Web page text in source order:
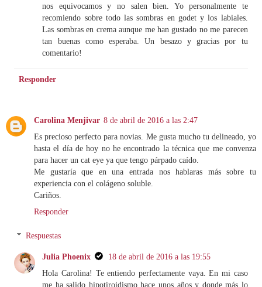
nos equivocamos y no salen bien. Yo personalmente te
recomiendo sobre todo las sombras en godet y los labiales.
Las sombras en crema aunque me han gustado no me parecen
tan buenas como esperaba. Un besazo y gracias por tu
comentario!
Responder
Carolina Menjivar 8 de abril de 2016 a las 2:47
Es precioso perfecto para novias. Me gusta mucho tu delineado, yo
hasta el día de hoy no he encontrado la técnica que me convenza
para hacer un cat eye ya que tengo párpado caído.
Me gustaría que en una entrada nos hablaras más sobre tu
experiencia con el colágeno soluble.
Cariños.
Responder
Respuestas
Julia Phoenix
18 de abril de 2016 a las 19:55
Hola Carolina! Te entiendo perfectamente vaya. En mi caso
me ha salido hipotiroidismo hace unos años y donde más lo